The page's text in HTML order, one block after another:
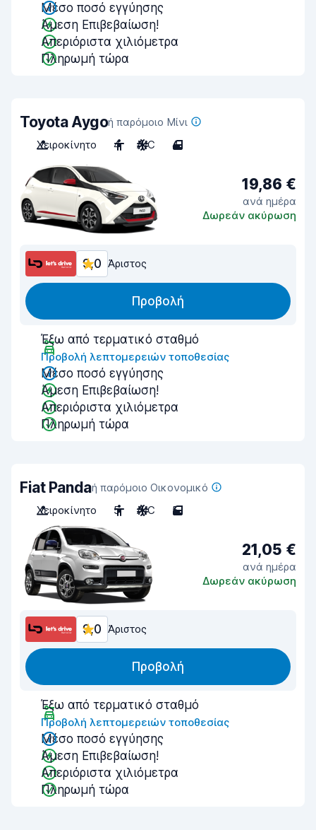
Μέσο ποσό εγγύησης
Άμεση Επιβεβαίωση!
Απεριόριστα χιλιόμετρα
Πληρωμή τώρα
Toyota Aygoή παρόμοιο Μίνι
Χειροκίνητο
4 A/C 4
19,86 €
ανά ημέρα
Δωρεάν ακύρωση
9,0 Άριστος
Προβολή
Έξω από τερματικό σταθμό
Προβολή λεπτομερειών τοποθεσίας
Μέσο ποσό εγγύησης
Άμεση Επιβεβαίωση!
Απεριόριστα χιλιόμετρα
Πληρωμή τώρα
Fiat Pandaή παρόμοιο Οικονομικό
Χειροκίνητο
5 A/C 5
21,05 €
ανά ημέρα
Δωρεάν ακύρωση
9,0 Άριστος
Προβολή
Έξω από τερματικό σταθμό
Προβολή λεπτομερειών τοποθεσίας
Μέσο ποσό εγγύησης
Άμεση Επιβεβαίωση!
Απεριόριστα χιλιόμετρα
Πληρωμή τώρα